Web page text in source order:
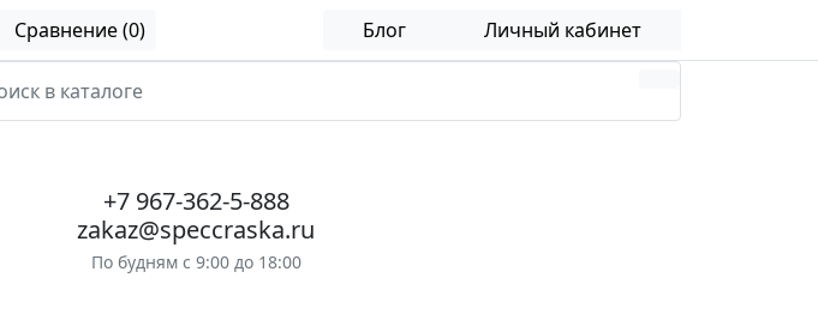
Сравнение (0) Блог Личный кабинет
+7 967-362-5-888
zakaz@speccraska.ru
По будням с 9:00 до 18:00